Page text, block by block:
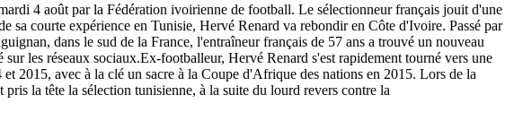
4 août par la Fédération ivoirienne de football. Le sélectionneur français jouit d'une
courte expérience en Tunisie, Hervé Renard va rebondir en Côte d'Ivoire. Passé par
dans le sud de la France, l'entraîneur français de 57 ans a trouvé un nouveau
les réseaux sociaux.Ex-footballeur, Hervé Renard s'est rapidement tourné vers une
2015, avec à la clé un sacre à la Coupe d'Afrique des nations en 2015. Lors de la
la tête la sélection tunisienne, à la suite du lourd revers contre la